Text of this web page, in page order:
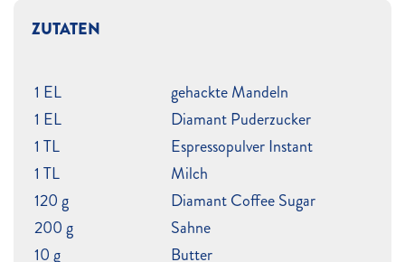
ZUTATEN
1 EL
gehackte Mandeln
1 EL
Diamant Puderzucker
1 TL
Espressopulver Instant
1 TL
Milch
120 g
Diamant Coffee Sugar
200 g
Sahne
10 g
Butter